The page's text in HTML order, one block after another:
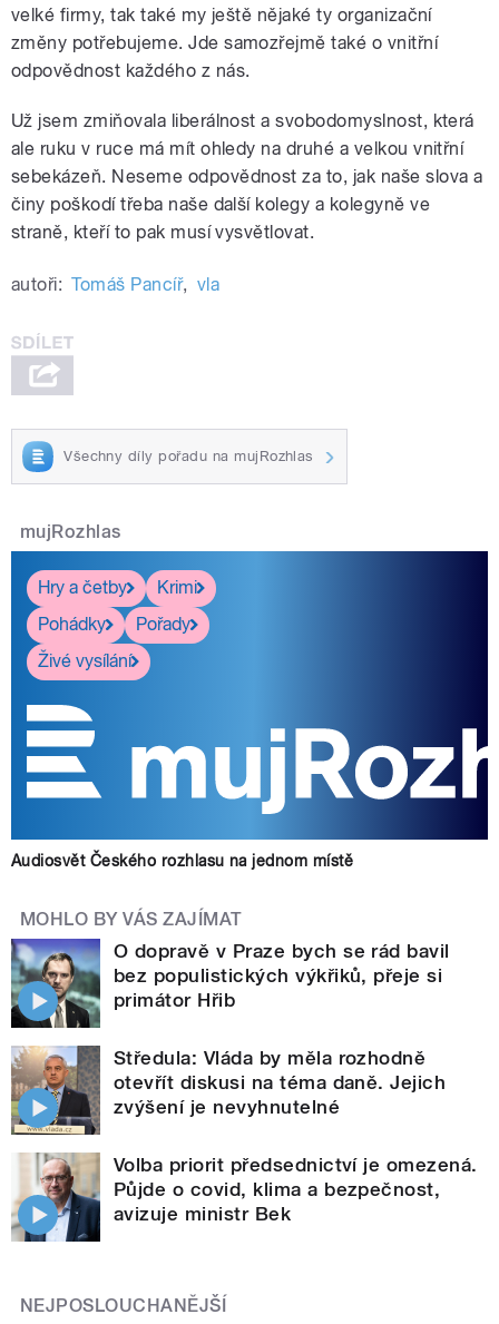
velké firmy, tak také my ještě nějaké ty organizační
změny potřebujeme. Jde samozřejmě také o vnitřní
odpovědnost každého z nás.
Už jsem zmiňovala liberálnost a svobodomyslnost, která
ale ruku v ruce má mít ohledy na druhé a velkou vnitřní
sebekázeň. Neseme odpovědnost za to, jak naše slova a
činy poškodí třeba naše další kolegy a kolegyně ve
straně, kteří to pak musí vysvětlovat.
autoři: Tomáš Pancíř, vla
Všechny díly pořadu na mujRozhlas
mujRozhlas
Hry a četby
Krimi
Pohádky
Pořady
Živé vysílání
Audiosvět Českého rozhlasu na jednom místě
MOHLO BY VÁS ZAJÍMAT
O dopravě v Praze bych se rád bavil
bez populistických výkřiků, přeje si
primátor Hřib
Středula: Vláda by měla rozhodně
otevřít diskusi na téma daně. Jejich
zvýšení je nevyhnutelné
Volba priorit předsednictví je omezená.
Půjde o covid, klima a bezpečnost,
avizuje ministr Bek
NEJPOSLOUCHANĚJŠÍ